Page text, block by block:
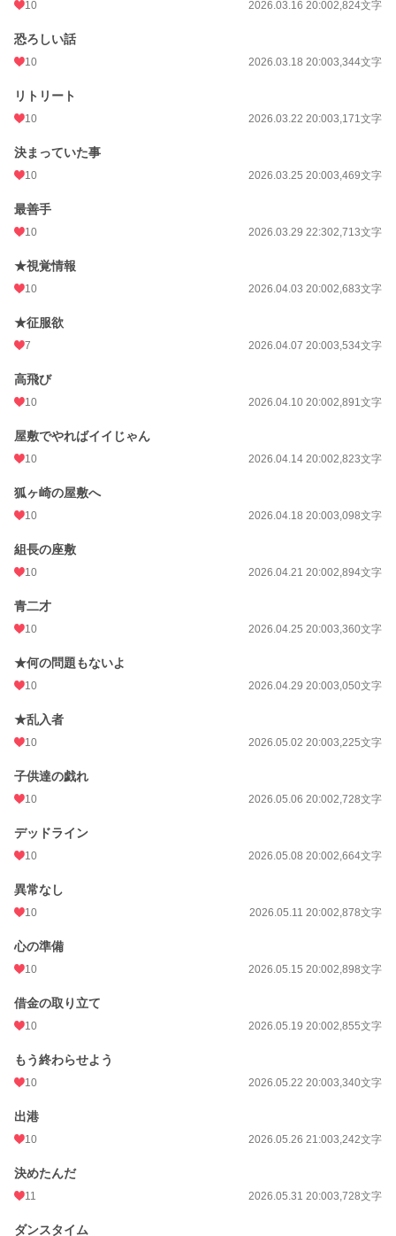
10 2026.03.16 20:002,824文字
恐ろしい話
10 2026.03.18 20:003,344文字
リトリート
10 2026.03.22 20:003,171文字
決まっていた事
10 2026.03.25 20:003,469文字
最善手
10 2026.03.29 22:302,713文字
★視覚情報
10 2026.04.03 20:002,683文字
★征服欲
7 2026.04.07 20:003,534文字
高飛び
10 2026.04.10 20:002,891文字
屋敷でやればイイじゃん
10 2026.04.14 20:002,823文字
狐ヶ崎の屋敷へ
10 2026.04.18 20:003,098文字
組長の座敷
10 2026.04.21 20:002,894文字
青二才
10 2026.04.25 20:003,360文字
★何の問題もないよ
10 2026.04.29 20:003,050文字
★乱入者
10 2026.05.02 20:003,225文字
子供達の戯れ
10 2026.05.06 20:002,728文字
デッドライン
10 2026.05.08 20:002,664文字
異常なし
10 2026.05.11 20:002,878文字
心の準備
10 2026.05.15 20:002,898文字
借金の取り立て
10 2026.05.19 20:002,855文字
もう終わらせよう
10 2026.05.22 20:003,340文字
出港
10 2026.05.26 21:003,242文字
決めたんだ
11 2026.05.31 20:003,728文字
ダンスタイム